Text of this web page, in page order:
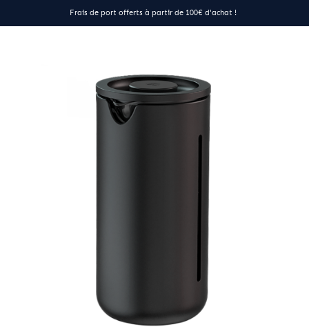
Frais de port offerts à partir de 100€ d'achat !